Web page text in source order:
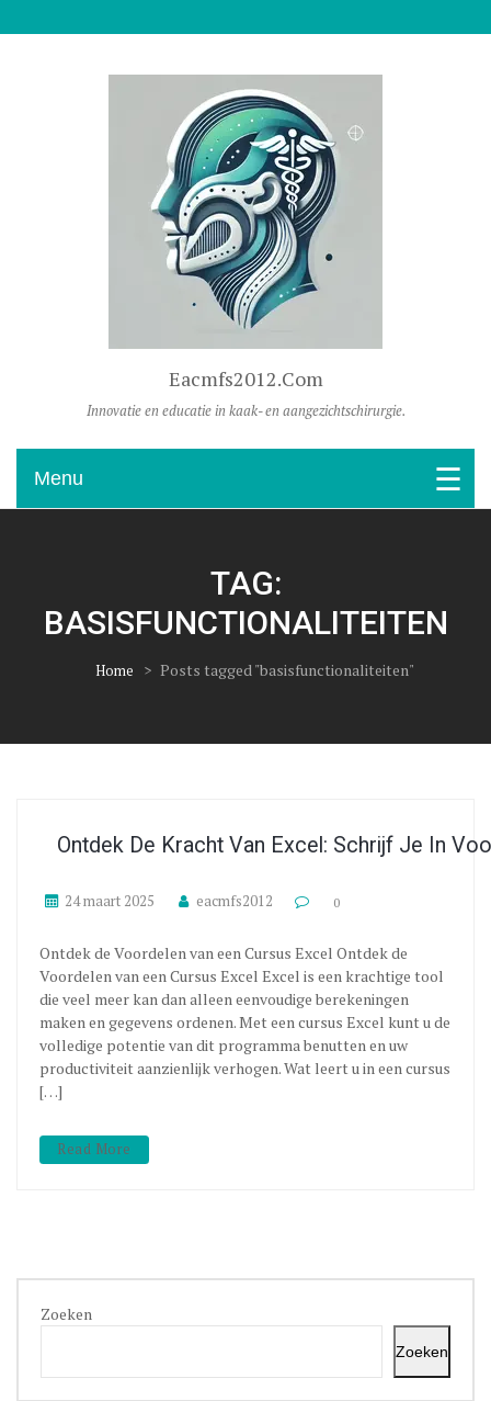
Eacmfs2012.com
Innovatie en educatie in kaak- en aangezichtschirurgie.
Menu
TAG:
BASISFUNCTIONALITEITEN
Home > Posts tagged "basisfunctionaliteiten"
Ontdek De Kracht Van Excel: Schrijf Je In
24 maart 2025 eacmfs2012 0
Ontdek de Voordelen van een Cursus Excel Ontdek de
Voordelen van een Cursus Excel Excel is een krachtige tool
die veel meer kan dan alleen eenvoudige berekeningen
maken en gegevens ordenen. Met een cursus Excel kunt u de
volledige potentie van dit programma benutten en uw
productiviteit aanzienlijk verhogen. Wat leert u in een cursus
[…]
Read More
Zoeken
Zoeken